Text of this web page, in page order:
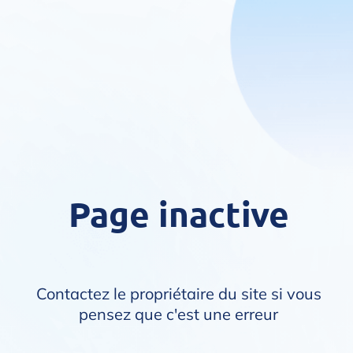
Page inactive
Contactez le propriétaire du site si vous
pensez que c'est une erreur